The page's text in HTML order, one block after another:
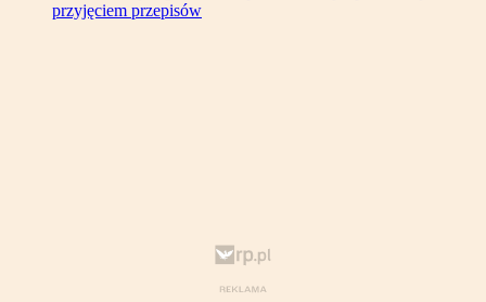
przyjęciem przepisów